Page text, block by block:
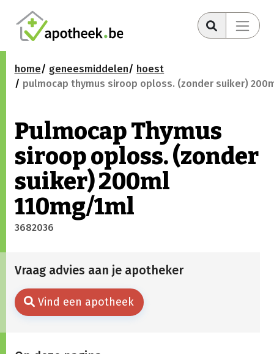
home geneesmiddelen
hoest
pulmocap thymus siroop oploss. (zonder suiker)
Pulmocap Thymus
siroop oploss. (zonder
suiker) 200ml
110mg/1ml
3682036
Vraag advies aan je apotheker
Vind een apotheek